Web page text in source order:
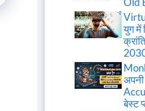
युग में
बेस्ट